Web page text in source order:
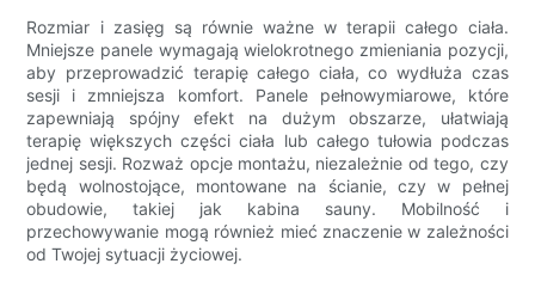
Rozmiar i zasięg są równie ważne w terapii całego ciała.
Mniejsze panele wymagają wielokrotnego zmieniania pozycji,
aby przeprowadzić terapię całego ciała, co wydłuża czas
sesji i zmniejsza komfort. Panele pełnowymiarowe, które
zapewniają spójny efekt na dużym obszarze, ułatwiają
terapię większych części ciała lub całego tułowia podczas
jednej sesji. Rozważ opcje montażu, niezależnie od tego, czy
będą wolnostojące, montowane na ścianie, czy w pełnej
obudowie, takiej jak kabina sauny. Mobilność i
przechowywanie mogą również mieć znaczenie w zależności
od Twojej sytuacji życiowej.